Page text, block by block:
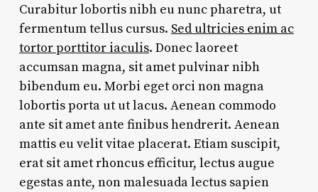
Curabitur lobortis nibh eu nunc pharetra, ut
fermentum tellus cursus. Sed ultricies enim ac
tortor porttitor iaculis. Donec laoreet
accumsan magna, sit amet pulvinar nibh
bibendum eu. Morbi eget orci non magna
lobortis porta ut ut lacus. Aenean commodo
ante sit amet ante finibus hendrerit. Aenean
mattis eu velit vitae placerat. Etiam suscipit,
erat sit amet rhoncus efficitur, lectus augue
egestas ante, non malesuada lectus sapien